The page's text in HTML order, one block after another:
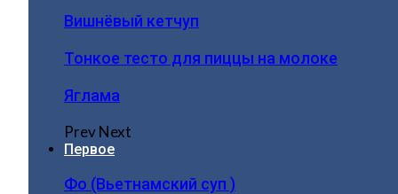
Вишнёвый кетчуп
Тонкое тесто для пиццы на молоке
Яглама
PrevNext
Первое
Фо (Вьетнамский суп )